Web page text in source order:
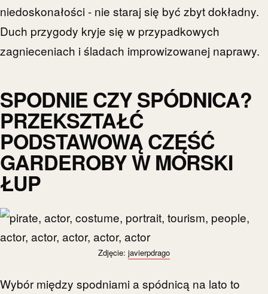
niedoskonałości - nie staraj się być zbyt dokładny.
Duch przygody kryje się w przypadkowych
zagnieceniach i śladach improwizowanej naprawy.
SPODNIE CZY SPÓDNICA?
PRZEKSZTAŁĆ
PODSTAWOWĄ CZĘŚĆ
GARDEROBY W MORSKI
ŁUP
Zdjęcie: javierpdrago
Wybór między spodniami a spódnicą na lato to